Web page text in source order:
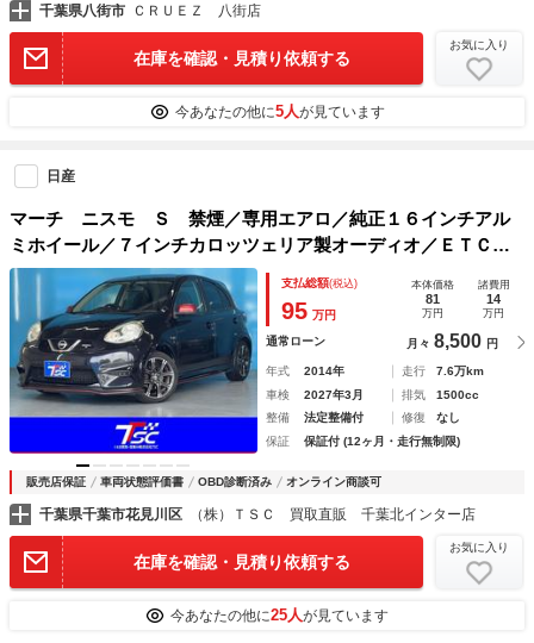
千葉県八街市 ＣＲＵＥＺ 八街店
在庫を確認・見積り依頼する
お気に入り
今あなたの他に5人が見ています
日産
マーチ ニスモ Ｓ 禁煙／専用エアロ／純正１６インチアル
ミホイール／７インチカロッツェリア製オーディオ／ＥＴＣ／
Ｂｌｕｅｔｏｏｔｈ／スマートキー／ＨＩＤヘッドライト／リ
ヤフォグランプ／ラジオ／ＣＤ／ＵＳＢ／電動格納ミラー
支払総額(税込)
95 万円
本体価格
81
万円
諸費用
14
万円
通常ローン 月々 8,500 円
年式 2014年 走行
7.6万km
車検
2027年3月 排気
1500cc
整備
法定整備付 修復
なし
保証
保証付 (12ヶ月・走行無制限)
販売店保証 車両状態評価書 OBD診断済み オンライン商談可
千葉県千葉市花見川区 （株）ＴＳＣ 買取直販 千葉北インター店
在庫を確認・見積り依頼する
お気に入り
今あなたの他に25人が見ています